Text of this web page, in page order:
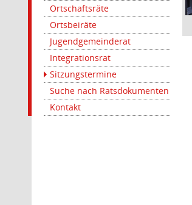
Ortschaftsräte
Ortsbeiräte
Jugendgemeinderat
Integrationsrat
Sitzungstermine
Suche nach Ratsdokumenten
Kontakt